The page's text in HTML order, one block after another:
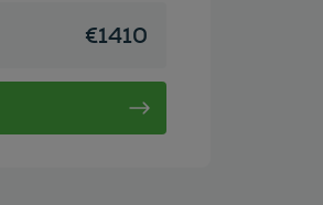
€1410